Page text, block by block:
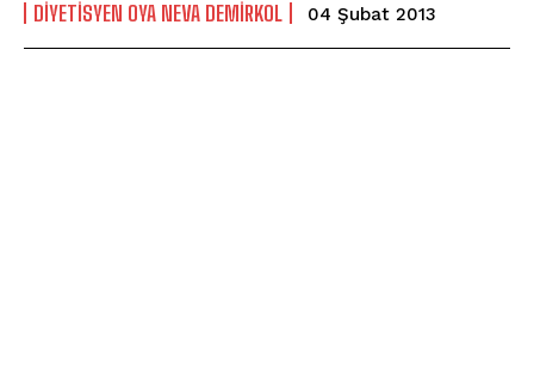
DIYETISYEN OYA NEVA DEMIRKOL 04 Şubat 2013